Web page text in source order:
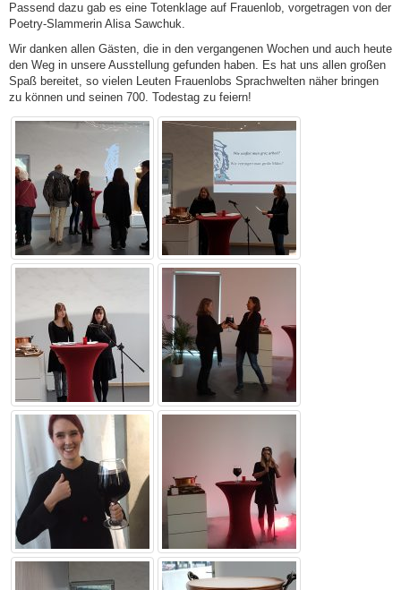
Passend dazu gab es eine Totenklage auf Frauenlob, vorgetragen von der
Poetry-Slammerin Alisa Sawchuk.
Wir danken allen Gästen, die in den vergangenen Wochen und auch heute
den Weg in unsere Ausstellung gefunden haben. Es hat uns allen großen
Spaß bereitet, so vielen Leuten Frauenlobs Sprachwelten näher bringen
zu können und seinen 700. Todestag zu feiern!